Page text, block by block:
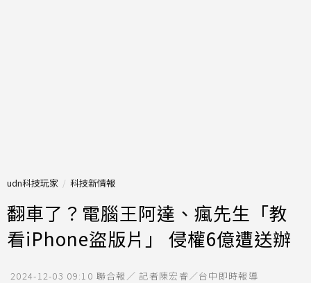
udn科技玩家 科技新情報
翻車了？電腦王阿達、瘋先生「教
看iPhone盜版片」 侵權6億遭送辦
2024-12-03 09:10 聯合報／ 記者陳宏睿／台中即時報導